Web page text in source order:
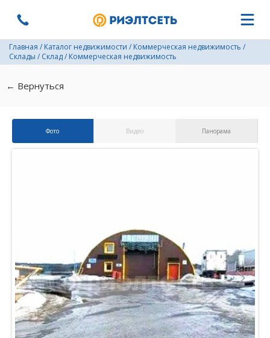
Главная / Каталог недвижимости / Коммерческая недвижимость /
Склады / Склад/ Коммерческая недвижимость
← Вернуться
Фото Видео Панорама